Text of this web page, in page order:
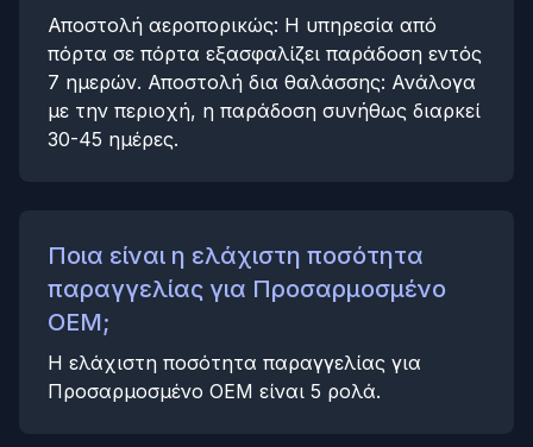
Αποστολή αεροπορικώς: Η υπηρεσία από
πόρτα σε πόρτα εξασφαλίζει παράδοση εντός
7 ημερών. Αποστολή δια θαλάσσης: Ανάλογα
με την περιοχή, η παράδοση συνήθως διαρκεί
30-45 ημέρες.
Ποια είναι η ελάχιστη ποσότητα
παραγγελίας για Προσαρμοσμένο
OEM;
Η ελάχιστη ποσότητα παραγγελίας για
Προσαρμοσμένο OEM είναι 5 ρολά.